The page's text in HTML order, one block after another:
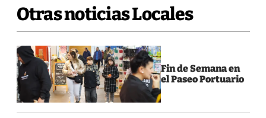
Otras noticias Locales
Fin de Semana en
el Paseo Portuario